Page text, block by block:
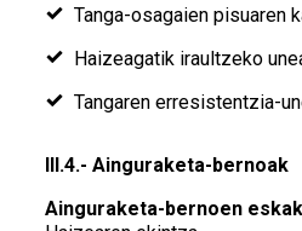
Tanga-osagaien pisuaren
Haizeagatik iraultzeko
Tangaren erresistentzia-
III.4.- Ainguraketa-bernoak
Ainguraketa-bernoen